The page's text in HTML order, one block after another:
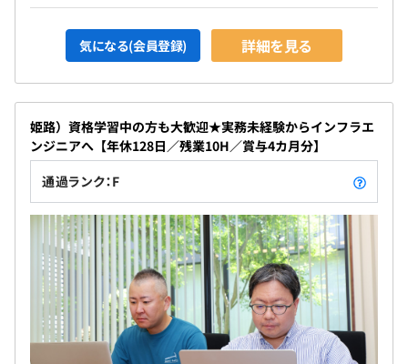
気になる(会員登録) 詳細を見る
姫路）資格学習中の方も大歓迎★実務未経験からインフラエ
ンジニアへ【年休128日／残業10H／賞与4カ月分】
通過ランク：F